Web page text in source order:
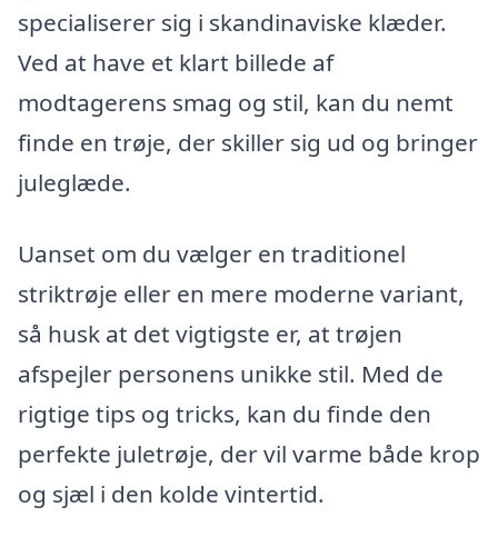
specialiserer sig i skandinaviske klæder.
Ved at have et klart billede af
modtagerens smag og stil, kan du nemt
finde en trøje, der skiller sig ud og bringer
juleglæde.
Uanset om du vælger en traditionel
striktrøje eller en mere moderne variant,
så husk at det vigtigste er, at trøjen
afspejler personens unikke stil. Med de
rigtige tips og tricks, kan du finde den
perfekte juletrøje, der vil varme både krop
og sjæl i den kolde vintertid.